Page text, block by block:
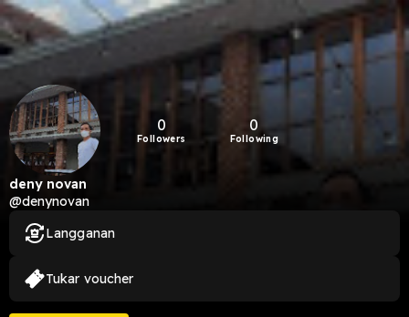
0
Followers
0
Following
deny novan
@denynovan
Langganan
Tukar voucher